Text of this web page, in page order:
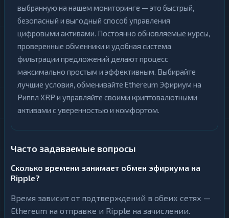
выбранную на нашем мониторинге — это быстрый,
безопасный и выгодный способ управления
цифровыми активами. Постоянно обновляемые курсы,
проверенные обменники и удобная система
фильтрации предложений делают процесс
максимально простым и эффективным. Выбирайте
лучшие условия, обменивайте Ethereum Эфириум на
Риппл XRP и управляйте своими криптовалютными
активами с уверенностью и комфортом.
Часто задаваемые вопросы
Сколько времени занимает обмен эфириума на
Ripple?
Время зависит от подтверждений в обеих сетях —
Ethereum на отправке и Ripple на зачислении.